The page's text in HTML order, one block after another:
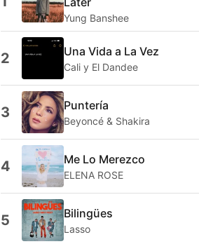
Yung Banshee
2 Una Vida a La Vez
Cali y El Dandee
3 Puntería
Beyoncé & Shakira
4 Me Lo Merezco
ELENA ROSE
5 Bilingües
Lasso